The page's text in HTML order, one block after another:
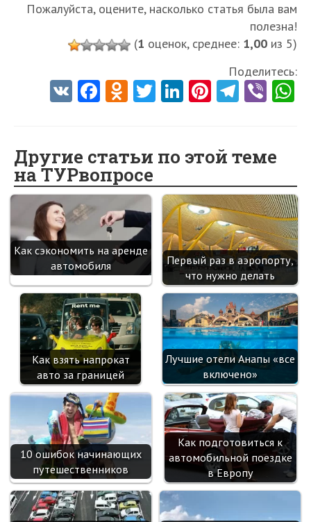
Пожалуйста, оцените, насколько статья была вам
полезна!
(1 оценок, среднее: 1,00 из 5)
Поделитесь:
V Fa
o
o
k
O
o
kl
as
sn
ik
i
T
er
Li
dI
n
Pi
es
t
Te
a
m
Vi
Другие статьи по этой теме
на ТУРвопросе
Как сэкономить на аренде
автомобиля
Первый раз в аэропорту,
что нужно делать
Как взять напрокат
авто за границей
Лучшие отели Анапы «все
включено»
10 ошибок начинающих
путешественников
Как подготовиться к
автомобильной поездке
в Европу